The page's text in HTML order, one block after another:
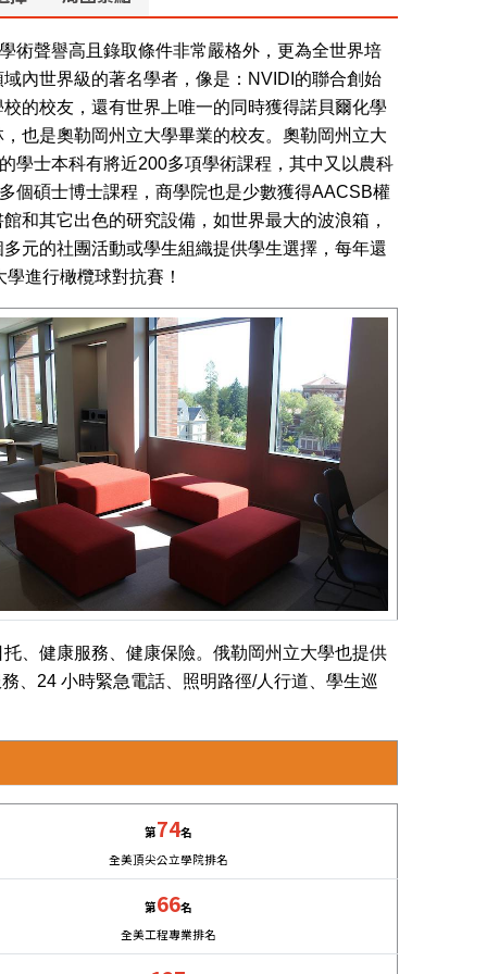
術聲譽高且錄取條件非常嚴格外，更為全世界培
內世界級的著名學者，像是：NVIDI的聯合創始
的校友，還有世界上唯一的同時獲得諾貝爾化學
也是奧勒岡州立大學畢業的校友。奧勒岡州立大
學士本科有將近200多項學術課程，其中又以農科
個碩士博士課程，商學院也是少數獲得AACSB權
和其它出色的研究設備，如世界最大的波浪箱，
元的社團活動或學生組織提供學生選擇，每年還
進行橄欖球對抗賽！
、健康服務、健康保險。俄勒岡州立大學也提供
、24 小時緊急電話、照明路徑/人行道、學生巡
第74名
全美頂尖公立學院排名
第66名
全美工程專業排名